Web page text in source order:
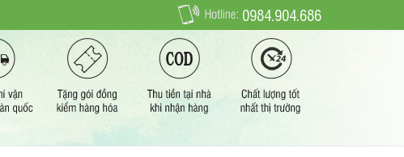
0984.904.686